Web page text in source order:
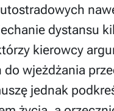
dystansu
kierowcy
wjeżdżania
jednak